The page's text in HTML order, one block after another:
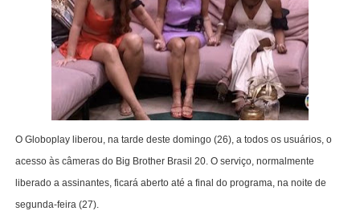
O Globoplay liberou, na tarde deste domingo (26), a todos os usuários, o
acesso às câmeras do Big Brother Brasil 20. O serviço, normalmente
liberado a assinantes, ficará aberto até a final do programa, na noite de
segunda-feira (27).